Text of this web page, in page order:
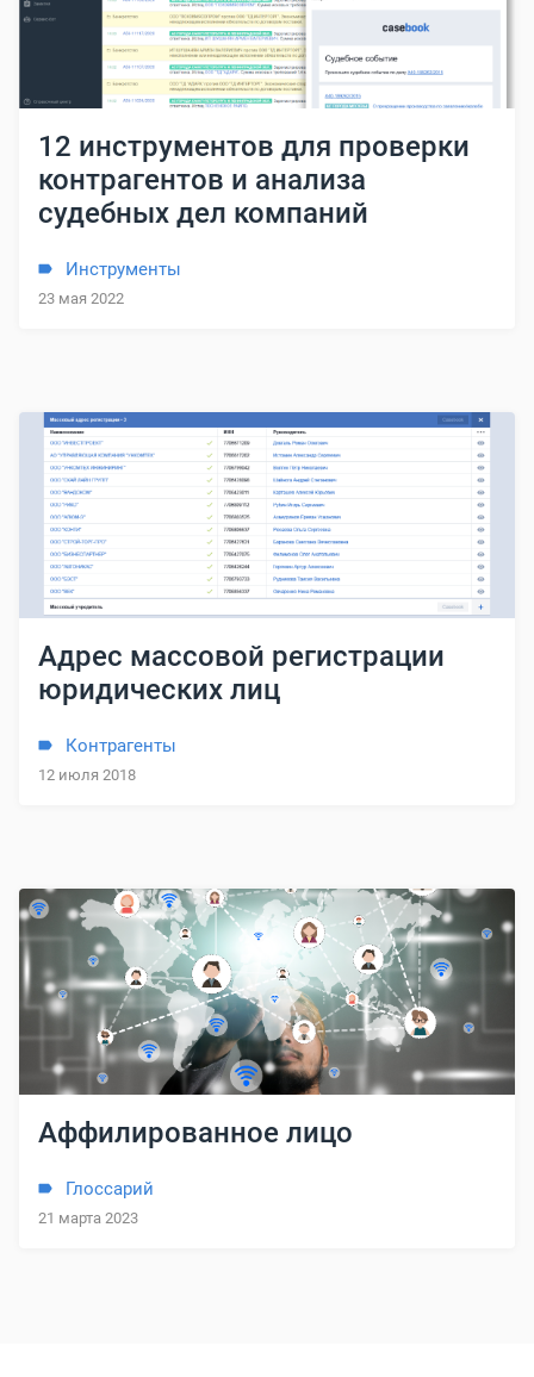
12 инструментов для проверки
контрагентов и анализа
судебных дел компаний
Инструменты
23 мая 2022
Адрес массовой регистрации
юридических лиц
Контрагенты
12 июля 2018
Аффилированное лицо
Глоссарий
21 марта 2023